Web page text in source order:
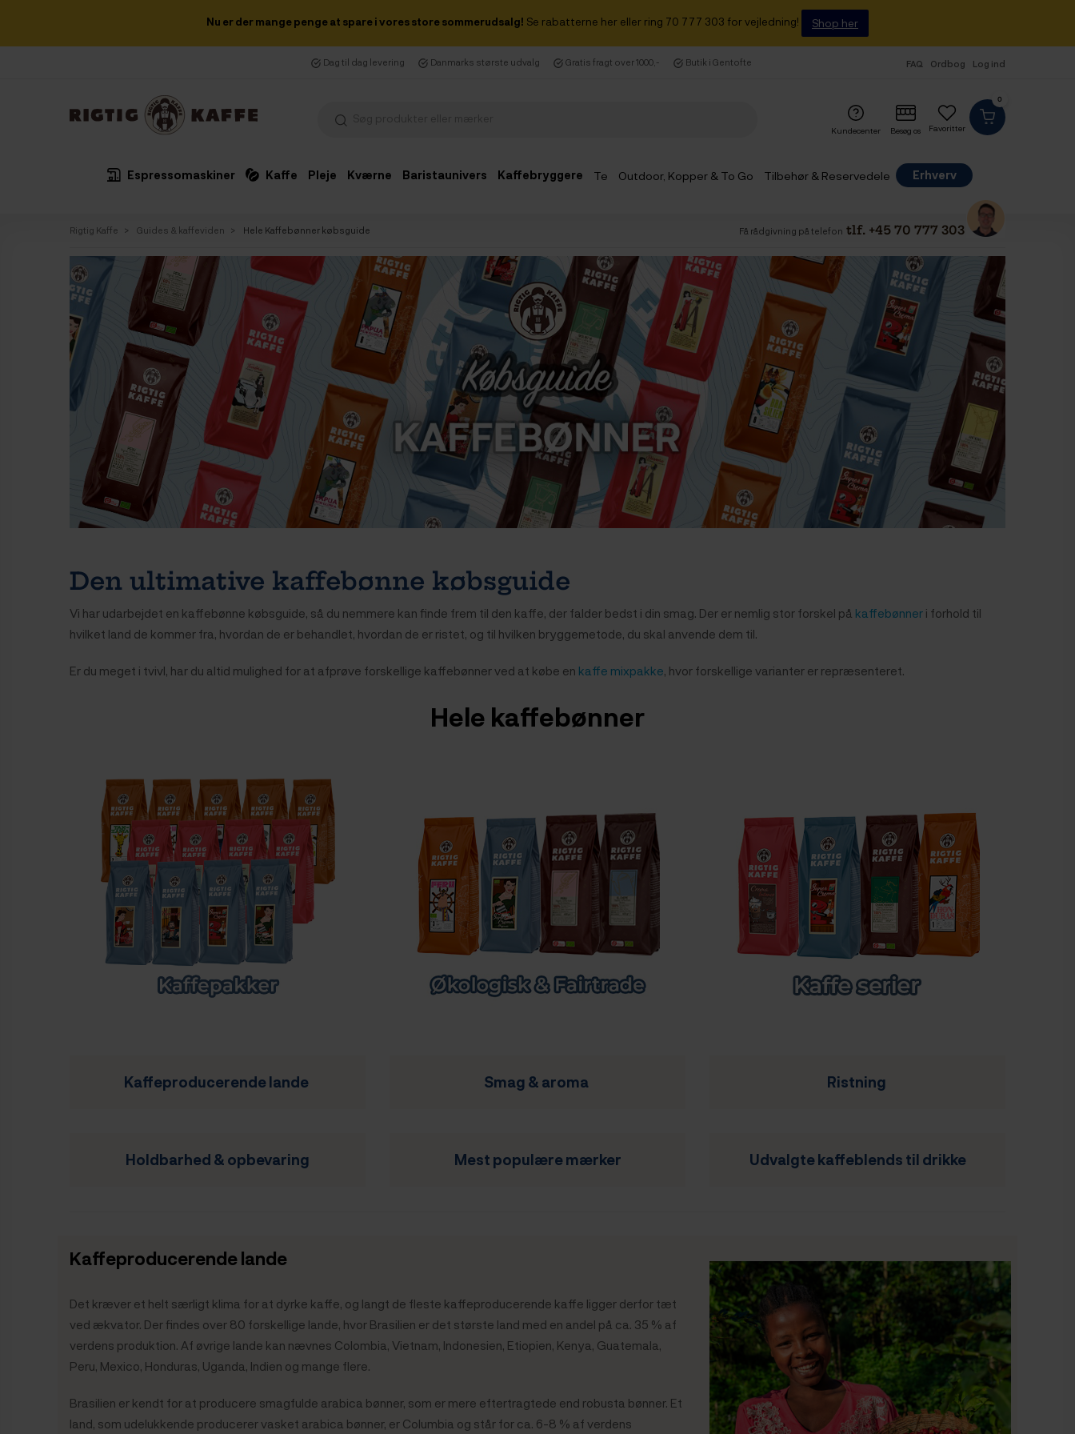
Nu er der mange penge at spare i vores store sommerudsalg! Se rabatterne her eller ring 70 777 303 for vejledning! Shop her
Dag til dag levering Danmarks største udvalg Gratis fragt over 1000,- Butik i Gentofte FAQ Ordbog Log ind
0
Favoritter
Kundecenter Besøg os
Espressomaskiner Kaffe Pleje Kværne Baristaunivers Kaffebryggere Te Outdoor, Kopper & To Go Tilbehør & Reservedele
Erhverv
Rigtig Kaffe Guides & kaffeviden Hele Kaffebønner købsguide Få rådgivning på telefon tlf. +45 70 777 303
Den ultimative kaffebønne købsguide
Vi har udarbejdet en kaffebønne købsguide, så du nemmere kan finde frem til den kaffe, der falder bedst i din smag. Der er nemlig stor forskel på kaffebønner i forhold til
hvilket land de kommer fra, hvordan de er behandlet, hvordan de er ristet, og til hvilken bryggemetode, du skal anvende dem til.
Er du meget i tvivl, har du altid mulighed for at afprøve forskellige kaffebønner ved at købe en kaffe mixpakke, hvor forskellige varianter er repræsenteret.
Hele kaffebønner
Kaffeproducerende lande Smag & aroma Ristning
Holdbarhed & opbevaring Mest populære mærker Udvalgte kaffeblends til drikke
Kaffeproducerende lande
Det kræver et helt særligt klima for at dyrke kaffe, og langt de fleste kaffeproducerende kaffe ligger derfor tæt
ved ækvator. Der findes over 80 forskellige lande, hvor Brasilien er det største land med en andel på ca. 35 % af
verdens produktion. Af øvrige lande kan nævnes Colombia, Vietnam, Indonesien, Etiopien, Kenya, Guatemala,
Peru, Mexico, Honduras, Uganda, Indien og mange flere.
Brasilien er kendt for at producere smagfulde arabica bønner, som er mere eftertragtede end robusta bønner. Et
land, som udelukkende producerer vasket arabica bønner, er Columbia og står for ca. 6-8 % af verdens